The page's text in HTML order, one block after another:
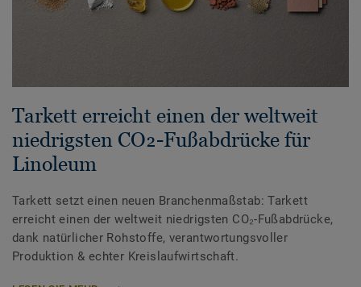
Tarkett erreicht einen der weltweit
niedrigsten CO₂-Fußabdrücke für
Linoleum
Tarkett setzt einen neuen Branchenmaßstab: Tarkett
erreicht einen der weltweit niedrigsten CO₂-Fußabdrücke,
dank natürlicher Rohstoffe, verantwortungsvoller
Produktion & echter Kreislaufwirtschaft.